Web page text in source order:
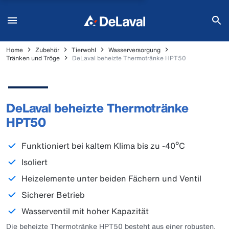
Home Zubehör Tierwohl
Wasserversorgung
Tränken und Tröge
DeLaval beheizte Thermotränke HPT50
DeLaval beheizte Thermotränke
HPT50
Funktioniert bei kaltem Klima bis zu -40ºC
Isoliert
Heizelemente unter beiden Fächern und Ventil
Sicherer Betrieb
Wasserventil mit hoher Kapazität
Die beheizte Thermotränke HPT50 besteht aus einer robusten,